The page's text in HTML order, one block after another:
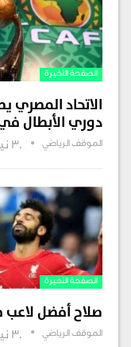
الصفحة الأخيرة
الاتحاد المصري
دوري الأبطال
الموقف الرياضي 30 نيسان , 2022
الصفحة الأخيرة
صلاح أفضل لاعب
الموقف الرياضي 30 نيسان , 2022